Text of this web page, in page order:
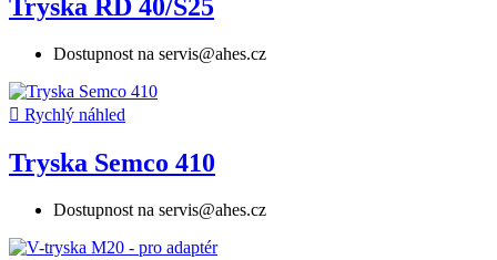
Tryska RD 40/S25
Dostupnost na servis@ahes.cz
 Rychlý náhled
Tryska Semco 410
Dostupnost na servis@ahes.cz